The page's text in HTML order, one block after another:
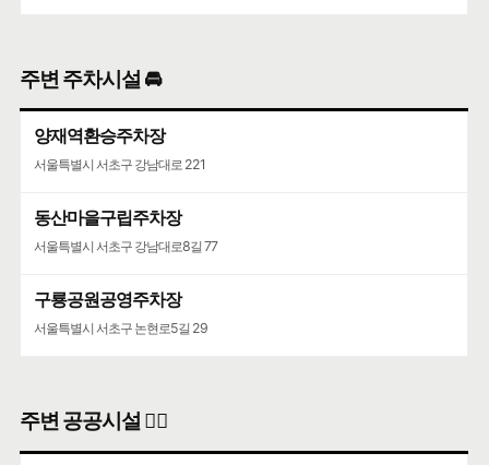
주변 주차시설 🚘
양재역환승주차장
서울특별시 서초구 강남대로 221
동산마을구립주차장
서울특별시 서초구 강남대로8길 77
구룡공원공영주차장
서울특별시 서초구 논현로5길 29
주변 공공시설 👨‍✈️